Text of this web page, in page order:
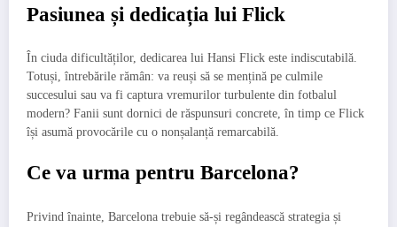
Pasiunea și dedicația lui Flick
În ciuda dificultăților, dedicarea lui Hansi Flick este indiscutabilă.
Totuși, întrebările rămân: va reuși să se mențină pe culmile
succesului sau va fi captura vremurilor turbulente din fotbalul
modern? Fanii sunt dornici de răspunsuri concrete, în timp ce Flick
își asumă provocările cu o nonșalanță remarcabilă.
Ce va urma pentru Barcelona?
Privind înainte, Barcelona trebuie să-și regândească strategia și